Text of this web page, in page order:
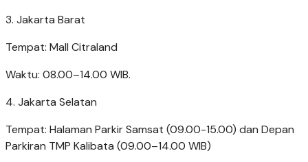
3. Jakarta Barat
Tempat: Mall Citraland
Waktu: 08.00–14.00 WIB.
4. Jakarta Selatan
Tempat: Halaman Parkir Samsat (09.00-15.00) dan Depan
Parkiran TMP Kalibata (09.00–14.00 WIB)